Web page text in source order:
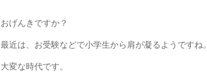
おげんきですか？
最近は、お受験などで小学生から肩が凝るようですね。
大変な時代です。